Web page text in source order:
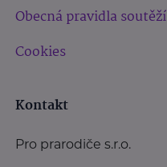
Obecná pravidla soutěží
Cookies
Kontakt
Pro prarodiče s.r.o.